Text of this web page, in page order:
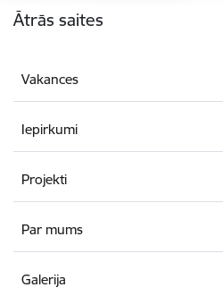
Ātrās saites
Vakances
Iepirkumi
Projekti
Par mums
Galerija